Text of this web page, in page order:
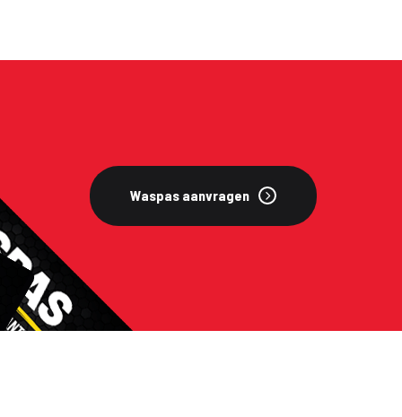
Waspas aanvragen